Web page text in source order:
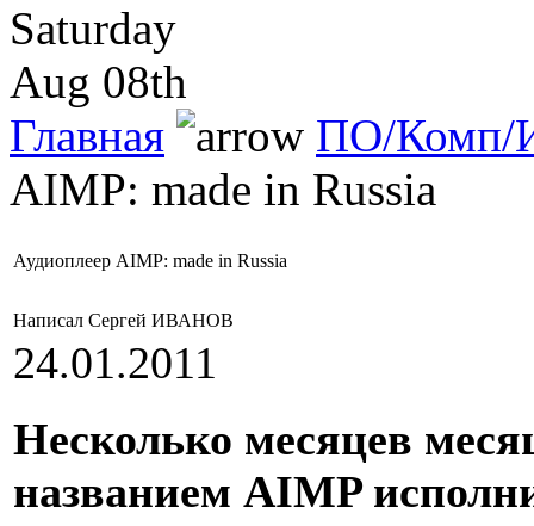
Saturday
Aug 08th
Главная
ПО/Комп/
AIMP: made in Russia
Аудиоплеер AIMP: made in Russia
Написал Сергей ИВАНОВ
24.01.2011
Несколько месяцев
названием AIMP